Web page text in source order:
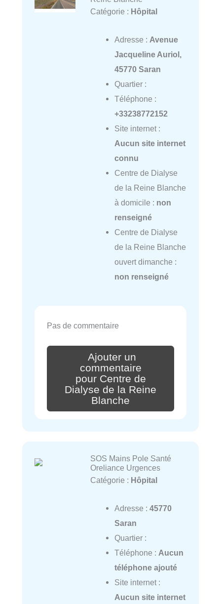
Catégorie : Hôpital
Adresse : Avenue
Jacqueline Auriol,
45770 Saran
Quartier :
Téléphone :
+33238772152
Site internet :
Aucun site internet
connu
Centre de Dialyse
de la Reine Blanche
à domicile : non
renseigné
Centre de Dialyse
de la Reine Blanche
ouvert dimanche :
non renseigné
Pas de commentaire
Ajouter un
commentaire
pour Centre de
Dialyse de la Reine
Blanche
SOS Mains Pole Santé
Oreliance Urgences
Catégorie : Hôpital
Adresse : 45770
Saran
Quartier :
Téléphone : Aucun
téléphone ajouté
Site internet :
Aucun site internet